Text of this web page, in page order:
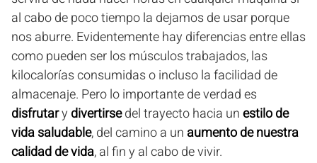
al cabo de poco tiempo la dejamos de usar porque
nos aburre. Evidentemente hay diferencias entre ellas
como pueden ser los músculos trabajados, las
kilocalorías consumidas o incluso la facilidad de
almacenaje. Pero lo importante de verdad es
disfrutary divertirsedel trayecto hacia unestilo de
vida saludable, del camino a un aumento de nuestra
calidad de vida, al fin y al cabo de vivir.